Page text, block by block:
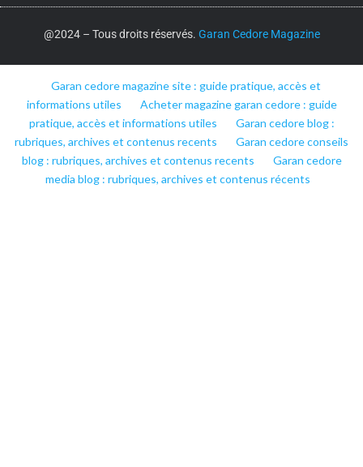
@2024 – Tous droits réservés. Garan Cedore Magazine
Garan cedore magazine site : guide pratique, accès et
informations utiles
Acheter magazine garan cedore : guide
pratique, accès et informations utiles
Garan cedore blog :
rubriques, archives et contenus recents
Garan cedore conseils
blog : rubriques, archives et contenus recents
Garan cedore
media blog : rubriques, archives et contenus récents